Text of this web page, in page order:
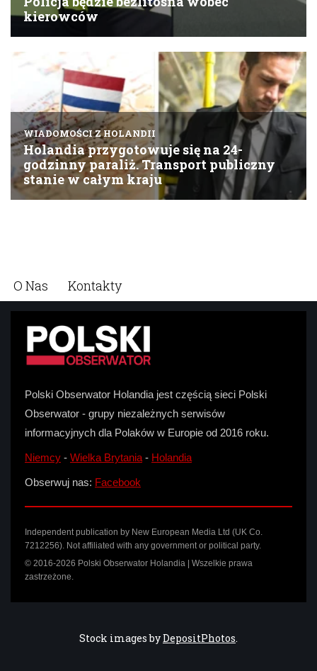
O Nas Kontakty
Polski Obserwator Holandia jest częścią sieci Polski
Obserwator - grupy niezależnych serwisów
informacyjnych dla Polaków w Europie od 2016 roku.
Niemcy - Wielka Brytania - Holandia
Obserwuj nas: Facebook
Independent publication by New European Media Ltd (UK Co.
7212256). Not affiliated with any government or political party.
© 2016-2026 Polski Obserwator Holandia | Wszelkie prawa
zastrzeżone.
Stock images byDepositPhotos.